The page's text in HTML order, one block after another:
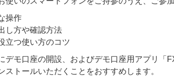
操作
し方や確認方法
立つ使い方のコツ
デモ口座の開設、およびデモ口座用アプリ「
ストールいただくことをおすすめします。